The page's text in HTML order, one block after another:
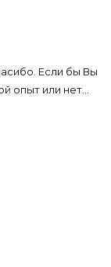
Если бы Вы
опыт или нет…